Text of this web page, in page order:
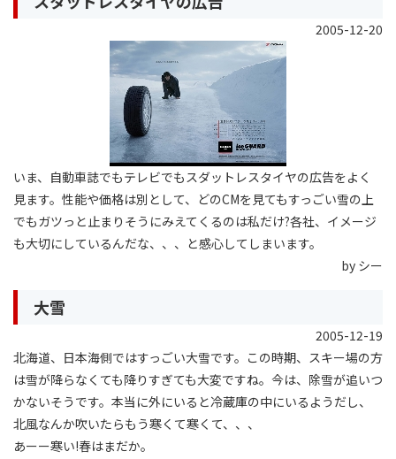
2005-12-20
いま、自動車誌でもテレビでもスダットレスタイヤの広告をよく
見ます。性能や価格は別として、どのCMを見てもすっごい雪の上
でもガツっと止まりそうにみえてくるのは私だけ?各社、イメージ
も大切にしているんだな、、、と感心してしまいます。
by シー
大雪
2005-12-19
北海道、日本海側ではすっごい大雪です。この時期、スキー場の方
は雪が降らなくても降りすぎても大変ですね。今は、除雪が追いつ
かないそうです。本当に外にいると冷蔵庫の中にいるようだし、
北風なんか吹いたらもう寒くて寒くて、、、
あーー寒い!春はまだか。